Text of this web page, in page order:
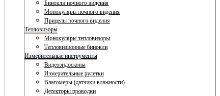
Бинокли ночного видения
Монокуляры ночного видения
Прицелы ночного видения
Тепловизоры
Монокуляры тепловизоры
Тепловизионные бинокли
Измерительные инструменты
Видеоэндоскопы
Измерительные рулетки
Влагомеры (датчики влажности)
Детекторы проводки